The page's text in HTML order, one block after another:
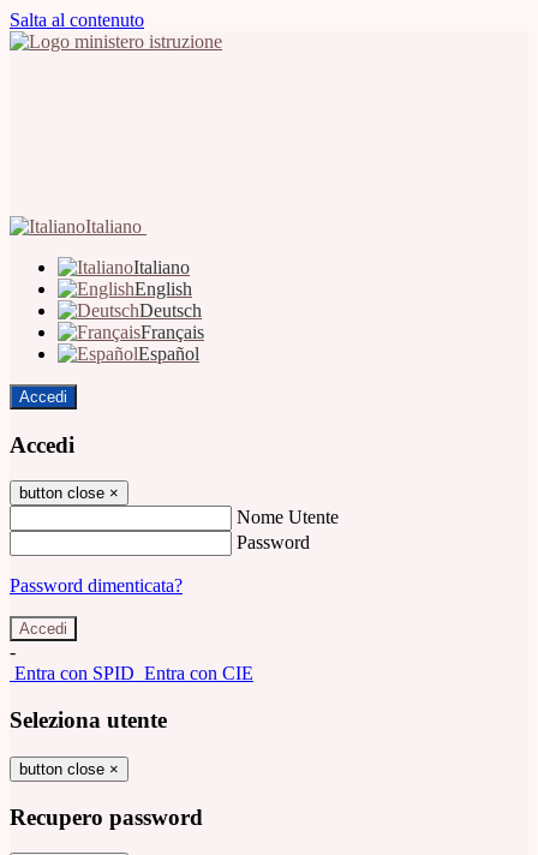
Salta al contenuto
Italiano
Italiano
English
Deutsch
Français
Español
Accedi
Accedi
button close ×
Nome Utente
Password
Password dimenticata?
-
Entra con SPID Entra con CIE
Seleziona utente
button close ×
Recupero password